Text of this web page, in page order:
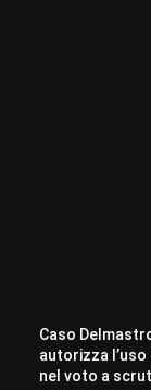
Caso
autorizza l’uso
nel voto a